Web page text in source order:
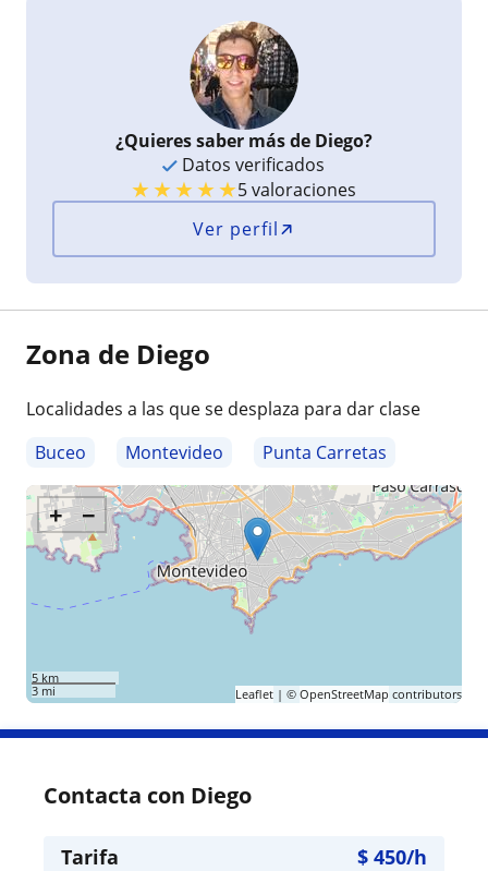
¿Quieres saber más de Diego?
Datos verificados
★★★★★5 valoraciones
Ver perfil
Zona de Diego
Localidades a las que se desplaza para dar clase
Buceo
Montevideo Punta Carretas
+ −
5 km
3 mi
Leaflet| © OpenStreetMap contributors
Contacta con Diego
Tarifa $ 450/h